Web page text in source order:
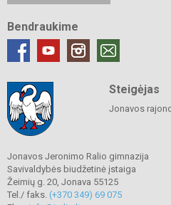
Bendraukime
Steigėjas
Jonavos
Jonavos Jeronimo Ralio gimnazija
Savivaldybės biudžetinė įstaiga
Žeimių g. 20, Jonava 55125
Tel./ faks. (+370 349) 69 075